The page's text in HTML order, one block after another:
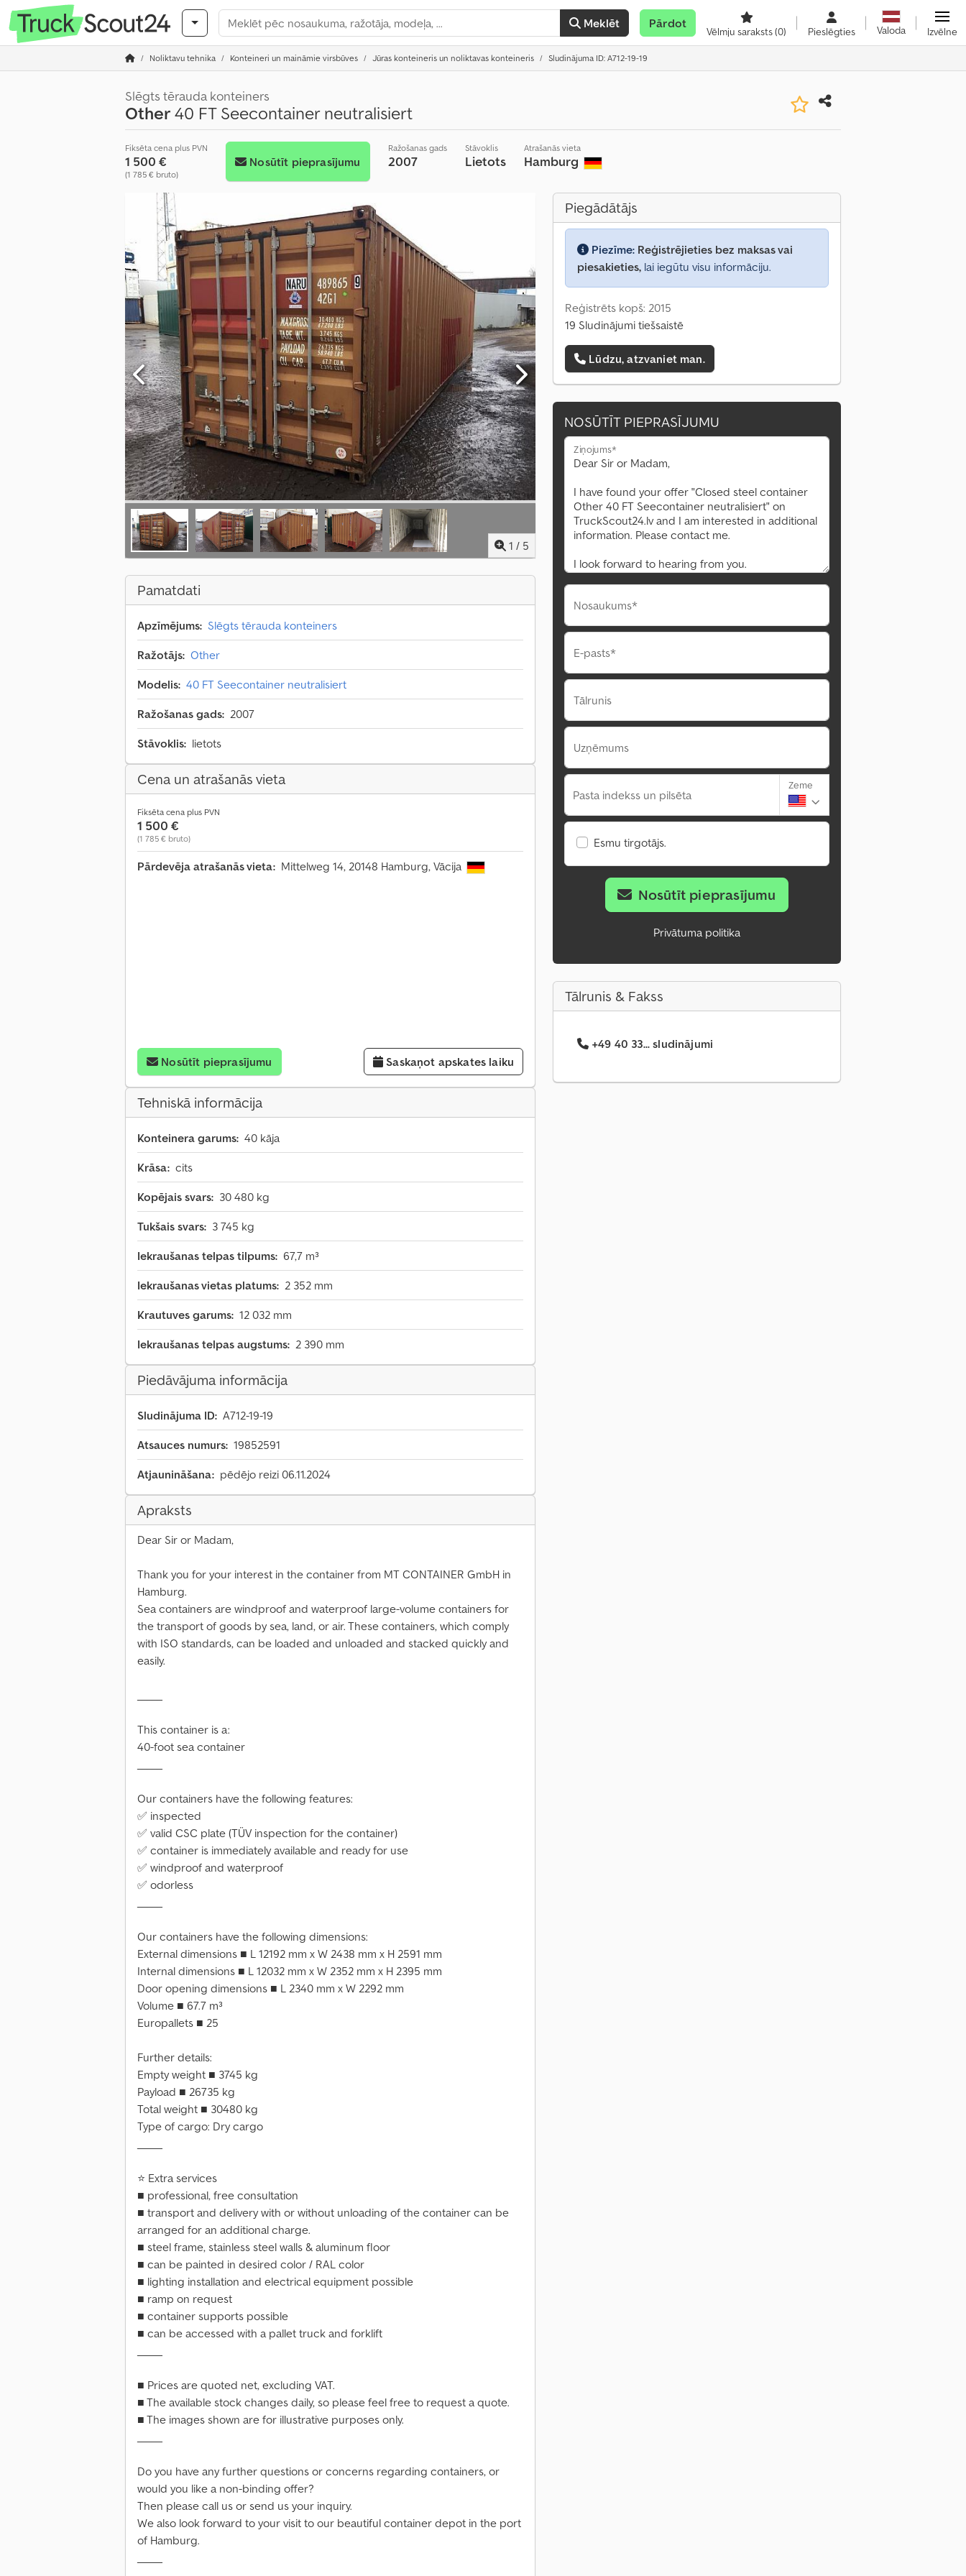
Meklēt Pārdot
Vēlmju saraksts(0) Pieslēgties Valoda Izvēlne
Noliktavu tehnika Konteineri un maināmie virsbūves Jūras konteineris un noliktavas konteineris Sludinājuma ID: A712-19-19
Slēgts tērauda konteiners
Other40 FT Seecontainer neutralisiert
Fiksēta cena plus PVN
1 500 €
(1 785 € bruto)
Nosūtīt pieprasījumu
Ražošanas gads
2007
Stāvoklis
Lietots
Atrašanās vieta
Hamburg
1 / 5
Pamatdati
Apzīmējums: Slēgts tērauda konteiners
Ražotājs: Other
Modelis: 40 FT Seecontainer neutralisiert
Ražošanas gads: 2007
Stāvoklis: lietots
Cena un atrašanās vieta
Fiksēta cena plus PVN
1 500 €
(1 785 € bruto)
Pārdevēja atrašanās vieta: Mittelweg 14, 20148 Hamburg, Vācija
Nosūtīt pieprasījumu Saskaņot apskates laiku
Tehniskā informācija
Konteinera garums: 40 kāja
Krāsa: cits
Kopējais svars: 30 480 kg
Tukšais svars: 3 745 kg
Iekraušanas telpas tilpums: 67,7 m³
Iekraušanas vietas platums: 2 352 mm
Krautuves garums: 12 032 mm
Iekraušanas telpas augstums: 2 390 mm
Piedāvājuma informācija
Sludinājuma ID: A712-19-19
Atsauces numurs: 19852591
Atjaunināšana: pēdējo reizi 06.11.2024
Apraksts
Dear Sir or Madam,
Thank you for your interest in the container from MT CONTAINER GmbH in
Hamburg.
Sea containers are windproof and waterproof large-volume containers for
the transport of goods by sea, land, or air. These containers, which comply
with ISO standards, can be loaded and unloaded and stacked quickly and
easily.
This container is a:
40-foot sea container
Our containers have the following features:
✅ inspected
✅ valid CSC plate (TÜV inspection for the container)
✅ container is immediately available and ready for use
✅ windproof and waterproof
✅ odorless
Our containers have the following dimensions:
External dimensions ■ L 12192 mm x W 2438 mm x H 2591 mm
Internal dimensions ■ L 12032 mm x W 2352 mm x H 2395 mm
Door opening dimensions ■ L 2340 mm x W 2292 mm
Volume ■ 67.7 m³
Europallets ■ 25
Further details:
Empty weight ■ 3745 kg
Payload ■ 26735 kg
Total weight ■ 30480 kg
Type of cargo: Dry cargo
⭐ Extra services
■ professional, free consultation
■ transport and delivery with or without unloading of the container can be
arranged for an additional charge.
■ steel frame, stainless steel walls & aluminum floor
■ can be painted in desired color / RAL color
■ lighting installation and electrical equipment possible
■ ramp on request
■ container supports possible
■ can be accessed with a pallet truck and forklift
■ Prices are quoted net, excluding VAT.
■ The available stock changes daily, so please feel free to request a quote.
■ The images shown are for illustrative purposes only.
Do you have any further questions or concerns regarding containers, or
would you like a non-binding offer?
Then please call us or send us your inquiry.
We also look forward to your visit to our beautiful container depot in the port
of Hamburg.
Piegādātājs
Piezīme: Reģistrējieties bez maksas vai
piesakieties, lai iegūtu visu informāciju.
Reģistrēts kopš: 2015
19 Sludinājumi tiešsaistē
Lūdzu, atzvaniet man.
NOSŪTĪT PIEPRASĪJUMU
Ziņojums*
Nosaukums*
E-pasts*
Tālrunis
Uzņēmums
Pasta indekss un pilsēta
Zeme
Esmu tirgotājs.
Nosūtīt pieprasījumu
Privātuma politika
Tālrunis & Fakss
+49 40 33... sludinājumi